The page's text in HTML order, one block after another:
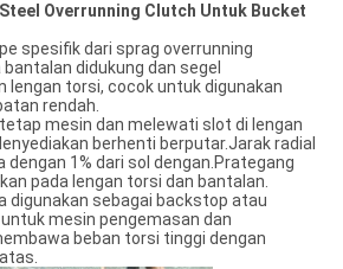
Overrunning Clutch Untuk Bucket
spesifik dari sprag overrunning
didukung dan segel
lengan torsi, cocok untuk digunakan
rendah.
mesin dan melewati slot di lengan
berhenti berputar.Jarak radial
1% dari sol dengan.Prategang
pada lengan torsi dan bantalan.
digunakan sebagai backstop atau
mesin pengemasan dan
beban torsi tinggi dengan